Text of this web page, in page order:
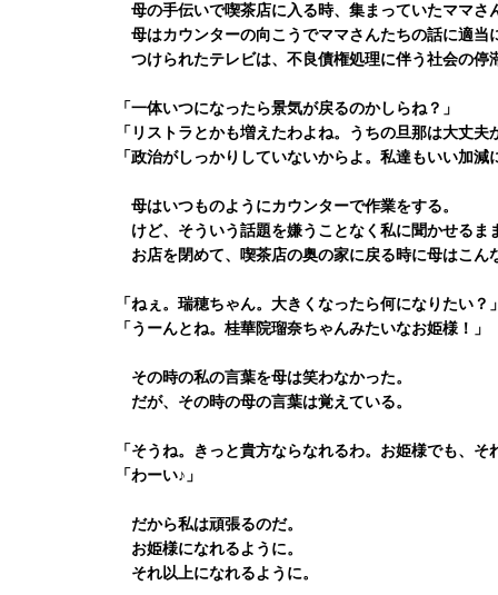
母の手伝いで喫茶店に入る時、集まっていたママさ
母はカウンターの向こうでママさんたちの話に適当
つけられたテレビは、不良債権処理に伴う社会の停
「一体いつになったら景気が戻るのかしらね？」
「リストラとかも増えたわよね。うちの旦那は大丈夫
「政治がしっかりしていないからよ。私達もいい加
母はいつものようにカウンターで作業をする。
けど、そういう話題を嫌うことなく私に聞かせるま
お店を閉めて、喫茶店の奥の家に戻る時に母はこん
「ねぇ。瑞穂ちゃん。大きくなったら何になりたい？
「うーんとね。桂華院瑠奈ちゃんみたいなお姫様！」
その時の私の言葉を母は笑わなかった。
だが、その時の母の言葉は覚えている。
「そうね。きっと貴方ならなれるわ。お姫様でも、
「わーい♪」
だから私は頑張るのだ。
お姫様になれるように。
それ以上になれるように。